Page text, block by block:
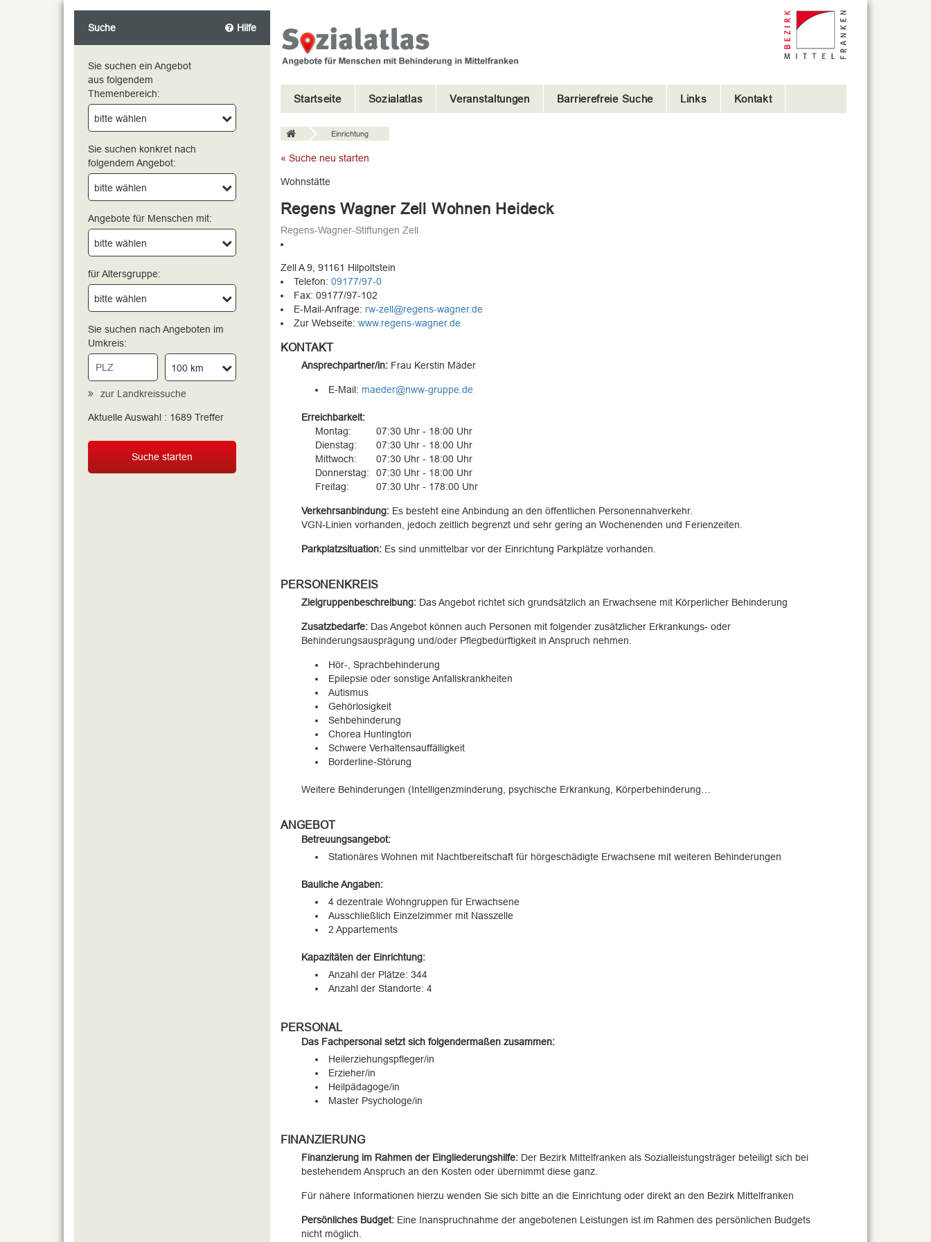
Suche Hilfe
Sie suchen ein Angebot
aus folgendem
Themenbereich:
bitte wählen
Sie suchen konkret nach
folgendem Angebot:
bitte wählen
Angebote für Menschen mit:
bitte wählen
für Altersgruppe:
bitte wählen
Sie suchen nach Angeboten im
Umkreis:
100 km
zur Landkreissuche
bitte wählen
Aktuelle Auswahl : 1689 Treffer
Suche starten
Startseite Sozialatlas Veranstaltungen Barrierefreie Suche Links Kontakt
Einrichtung
« Suche neu starten
Wohnstätte
Regens Wagner Zell Wohnen Heideck
Regens-Wagner-Stiftungen Zell
Zell A 9, 91161 Hilpoltstein
Telefon: 09177/97-0
Fax: 09177/97-102
E-Mail-Anfrage: rw-zell@regens-wagner.de
Zur Webseite: www.regens-wagner.de
KONTAKT
Ansprechpartner/in:Frau Kerstin Mäder
E-Mail: maeder@nww-gruppe.de
Erreichbarkeit:
Montag:
07:30 Uhr - 18:00 Uhr
Dienstag:
07:30 Uhr - 18:00 Uhr
Mittwoch:
07:30 Uhr - 18:00 Uhr
Donnerstag:
07:30 Uhr - 18:00 Uhr
Freitag:
07:30 Uhr - 178:00 Uhr
Verkehrsanbindung:Es besteht eine Anbindung an den öffentlichen Personennahverkehr.
VGN-Linien vorhanden, jedoch zeitlich begrenzt und sehr gering an Wochenenden und Ferienzeiten.
Parkplatzsituation:Es sind unmittelbar vor der Einrichtung Parkplätze vorhanden.
PERSONENKREIS
Zielgruppenbeschreibung:Das Angebot richtet sich grundsätzlich an Erwachsene mit Körperlicher Behinderung
Zusatzbedarfe:Das Angebot können auch Personen mit folgender zusätzlicher Erkrankungs- oder
Behinderungsausprägung und/oder Pflegbedürftigkeit in Anspruch nehmen.
Hör-, Sprachbehinderung
Epilepsie oder sonstige Anfallskrankheiten
Autismus
Gehörlosigkeit
Sehbehinderung
Chorea Huntington
Schwere Verhaltensauffälligkeit
Borderline-Störung
Weitere Behinderungen (Intelligenzminderung, psychische Erkrankung, Körperbehinderung…
ANGEBOT
Betreuungsangebot:
Stationäres Wohnen mit Nachtbereitschaft für hörgeschädigte Erwachsene mit weiteren Behinderungen
Bauliche Angaben:
4 dezentrale Wohngruppen für Erwachsene
Ausschließlich Einzelzimmer mit Nasszelle
2 Appartements
Kapazitäten der Einrichtung:
Anzahl der Plätze: 344
Anzahl der Standorte: 4
PERSONAL
Das Fachpersonal setzt sich folgendermaßen zusammen:
Heilerziehungspfleger/in
Erzieher/in
Heilpädagoge/in
Master Psychologe/in
FINANZIERUNG
Finanzierung im Rahmen der Eingliederungshilfe:Der Bezirk Mittelfranken als Sozialleistungsträger beteiligt sich bei
bestehendem Anspruch an den Kosten oder übernimmt diese ganz.
Für nähere Informationen hierzu wenden Sie sich bitte an die Einrichtung oder direkt an den Bezirk Mittelfranken
Persönliches Budget:Eine Inanspruchnahme der angebotenen Leistungen ist im Rahmen des persönlichen Budgets
nicht möglich.